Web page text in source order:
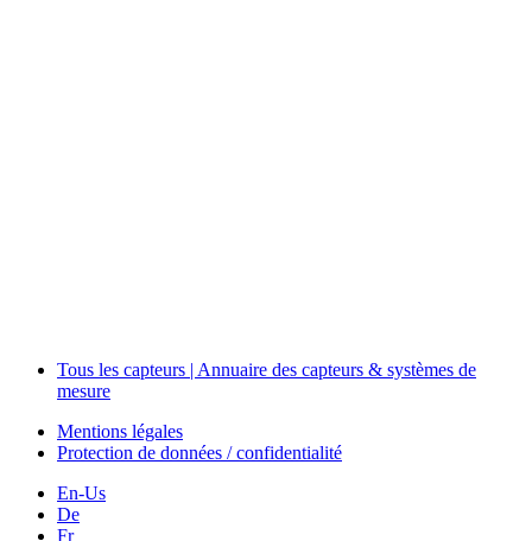
Tous les capteurs | Annuaire des capteurs & systèmes de
mesure
Mentions légales
Protection de données / confidentialité
En-Us
De
Fr